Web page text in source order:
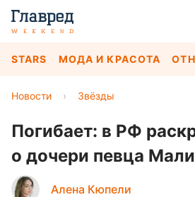
STARS МОДА И КРАСОТА
Новости › Звёзды
Погибает: в РФ
о дочери певца
Алена Кюпели